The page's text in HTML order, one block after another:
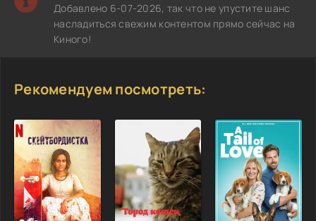
Добавлено 6-07-2026, так что не упустите шанс
насладиться свежим контентом прямо сейчас на
Киного!
Рекомендуем посмотреть: